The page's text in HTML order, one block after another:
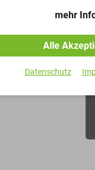
mehr
Alle
Datenschutz